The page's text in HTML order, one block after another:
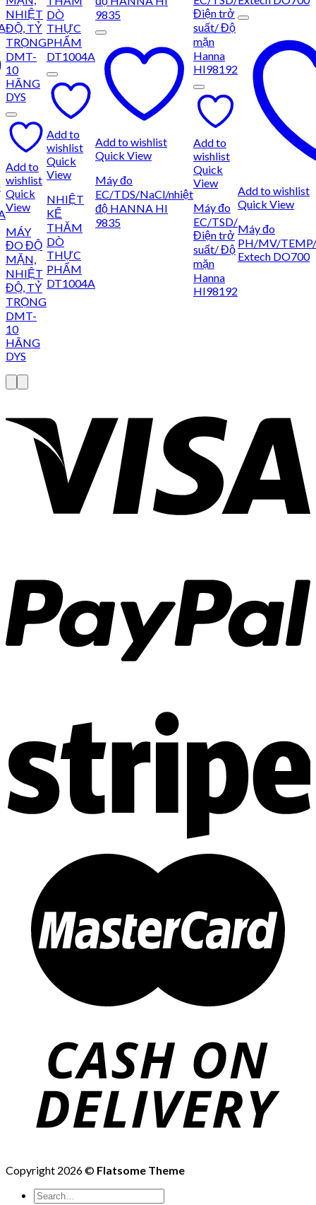
Add to
wishlist
Quick
View
MÁY
ĐO ĐỘ
MẶN,
NHIỆT
ĐỘ, TỶ
TRỌNG
DMT-
10
HÃNG
DYS
Add to
wishlist
Quick
View
NHIỆT
KẾ
THĂM
DÒ
THỰC
PHẨM
DT1004A
Add to wishlist
Quick View
Máy đo
EC/TDS/NaCl/nhiệt
độ HANNA HI
9835
Add to
wishlist
Quick
View
Máy đo
EC/TSD/
Điện trở
suất/ Độ
mặn
Hanna
HI98192
Add to wishlist
Quick View
Máy đo
PH/MV/
Extech DO700
Copyright 2026 © Flatsome Theme
Search